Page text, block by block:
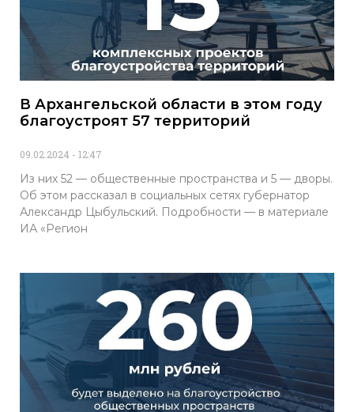
В Архангельской области в этом году
благоустроят 57 территорий
09.02.2024 12:47
Из них 52 — общественные пространства и 5 — дворы.
Об этом рассказал в социальных сетях губернатор
Александр Цыбульский. Подробности — в материале
ИА «Регион